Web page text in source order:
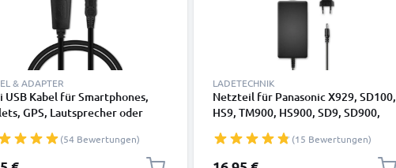
& ADAPTER
USB Kabel für Smartphones,
GPS, Lautsprecher oder
1m 1A PVC schwarz
(54 Bewertungen)
LADETECHNIK
Netzteil für Panasonic X929, SD100,
HS9, TM900, HS900, SD9, SD900,
AC Adapter VSK0697 DC-Kuppler –
Dummy-Akku – Netzadapter von
(15 Bewertungen)